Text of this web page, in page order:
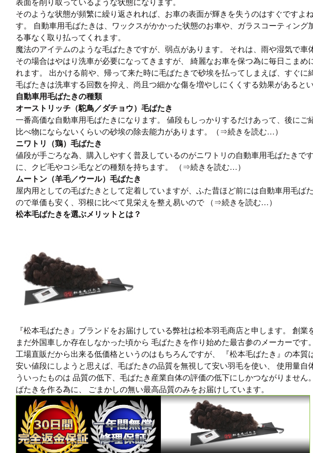
そのような状態が頻繁に繰り返されれば、お車の表面が輝きを失うのはすぐです
す。 自動車用毛ばたきは、ワックスがかかった状態のお車や、ガラスコーティン
る事なく取り払ってくれます。
魔法のアイテムのような毛ばたきですが、弱点があります。 それは、雨や湿気で車
その場合はやはり洗車が必要になってきますが、 綺麗なお車を保つ為に毎日こま
れます。 出かける前や、帰って来た時に毛ばたきで砂埃を払ってしまえば、すぐに
毛ばたきは洗車する回数を抑え、尚且つ細かな傷を増やしにくくする効果があるとい
自動車用毛ばたきの種類
オーストリッチ（駝鳥／ダチョウ）毛ばたき
一番高価な自動車用毛ばたきになります。 値段もしっかりするだけあって、後に
比べ物にならないくらいの砂埃の除去能力があります。（⇒続きを読む…）
ニワトリ（鶏）毛ばたき
値段が手ごろな為、購入しやすく普及しているのがニワトリの自動車用毛ばたきで
に、クビ毛やコシ毛などの種類を持ちます。 （⇒続きを読む…）
ムートン（羊毛／ウール）毛ばたき
屋内用としての毛ばたきとして定着していますが、ふた昔ほど前には自動車用毛ば
ので単価も安く、羽根に比べて見栄えを整え易いので （⇒続きを読む…）
松本毛ばたきを選ぶメリットとは？
『松本毛ばたき』ブランドをお届けしている弊社は松本羽毛商店と申します。 創
まだ外国車しか存在しなかった頃から 毛ばたきを作り始めた最古参のメーカーです。
工場直販だから出来る低価格というのはもちろんですが、 『松本毛ばたき』の本質
安い値段にしようと思えば、毛ばたきの品質を無視して安い羽毛を使い、 使用量
ういったものは 品質の低下、毛ばたき産業自体の評価の低下にしかつながりませ
ばたきを作る為に、 ごまかしの無い最高品質のみをお届けしています。